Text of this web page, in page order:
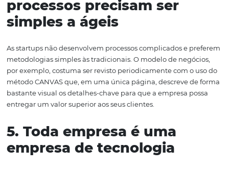
3. A fidelização depende
um serviço encantador
Essas empresas desenvolvem modelos de atendimento
encantam o cliente. O Nubank é outro bom exemplo.
atendimento é automatizado
, o cliente atende a si
para questões do dia a dia, mas isso é usado para que a
precisam de atenção. Como resultado, eles se
ajudam a divulgar o negócio para amigos e conhecidos.
dão depoimentos entusiasmados e divertidos